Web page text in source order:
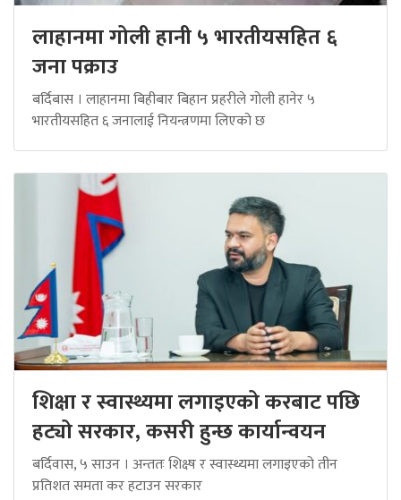
लाहानमा गोली हानी ५ भारतीयसहित ६
जना पक्राउ
बर्दिबास । लाहानमा बिहीबार बिहान प्रहरीले गोली हानेर ५
भारतीयसहित ६ जनालाई नियन्त्रणमा लिएको छ
शिक्षा र स्वास्थ्यमा लगाइएको करबाट पछि
हट्यो सरकार, कसरी हुन्छ कार्यान्वयन
बर्दिवास, ५ साउन । अन्ततः शिक्ष्ष र स्वास्थ्यमा लगाइएको तीन
प्रतिशत समता कर हटाउन सरकार